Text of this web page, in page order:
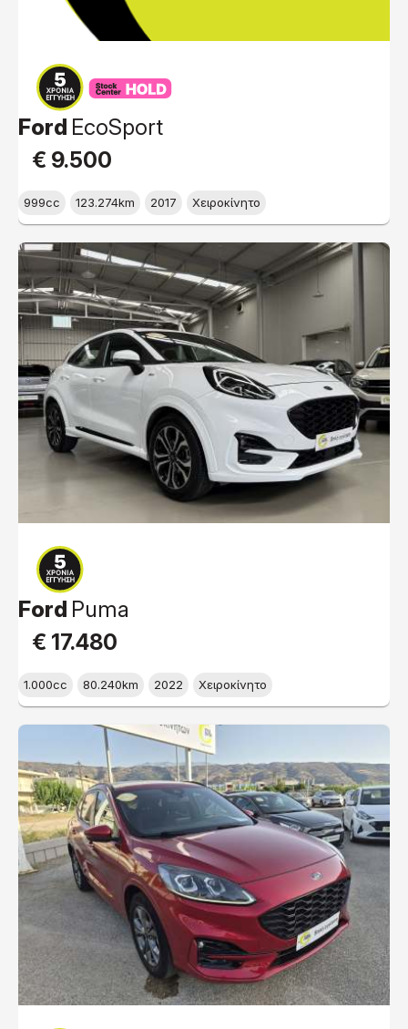
Ford EcoSport
€ 9.500
999cc 123.274km 2017 Χειροκίνητο
Ford Puma
€ 17.480
1.000cc 80.240km 2022 Χειροκίνητο